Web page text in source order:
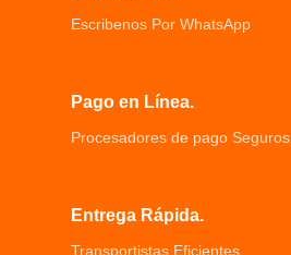
Escribenos Por WhatsApp
Pago en Línea.
Procesadores de pago Seguros.
Entrega Rápida.
Transportistas Eficientes